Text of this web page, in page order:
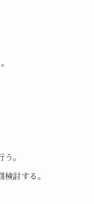
。
討する。